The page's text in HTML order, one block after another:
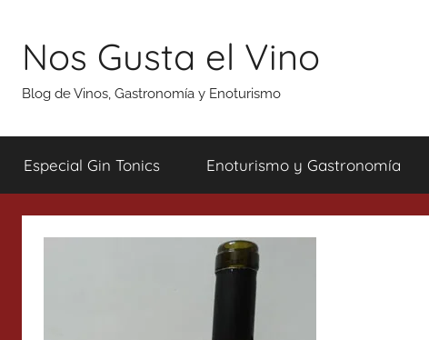
contenido
Nos Gusta el Vino
Blog de Vinos, Gastronomía y Enoturismo
Especial Gin Tonics Enoturismo y Gastronomía